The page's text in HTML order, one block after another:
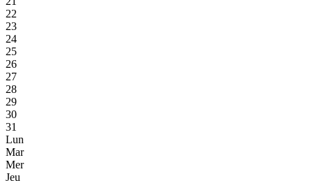
22
23
24
25
26
27
28
29
30
31
Lun
Mar
Mer
Jeu